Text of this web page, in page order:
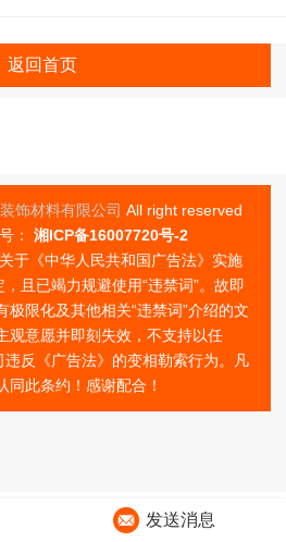
返回首页
饰材料有限公司 All right reserved
：
湘ICP备16007720号-2
于《中华人民共和国广告法》实施
且已竭力规避使用“违禁词”。故即
极限化及其他相关“违禁词”介绍的文
观意愿并即刻失效，不支持以任
违反《广告法》的变相勒索行为。凡
同此条约！感谢配合！
发送消息